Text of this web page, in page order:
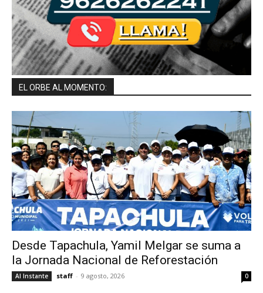
EL ORBE AL MOMENTO:
Desde Tapachula, Yamil Melgar se suma a
la Jornada Nacional de Reforestación
Al Instante staff - 9 agosto, 2026 0